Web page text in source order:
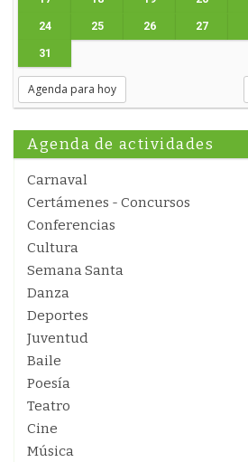
24 25 26 27
31
Agenda para hoy
Agenda de actividades
Carnaval
Certámenes - Concursos
Conferencias
Cultura
Semana Santa
Danza
Deportes
Juventud
Baile
Poesía
Teatro
Cine
Música